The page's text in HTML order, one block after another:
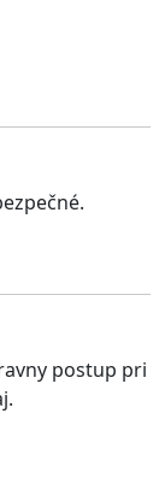
postup pri